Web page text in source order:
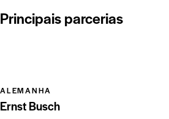
Principais parcerias
ALEMANHA
Ernst Busch